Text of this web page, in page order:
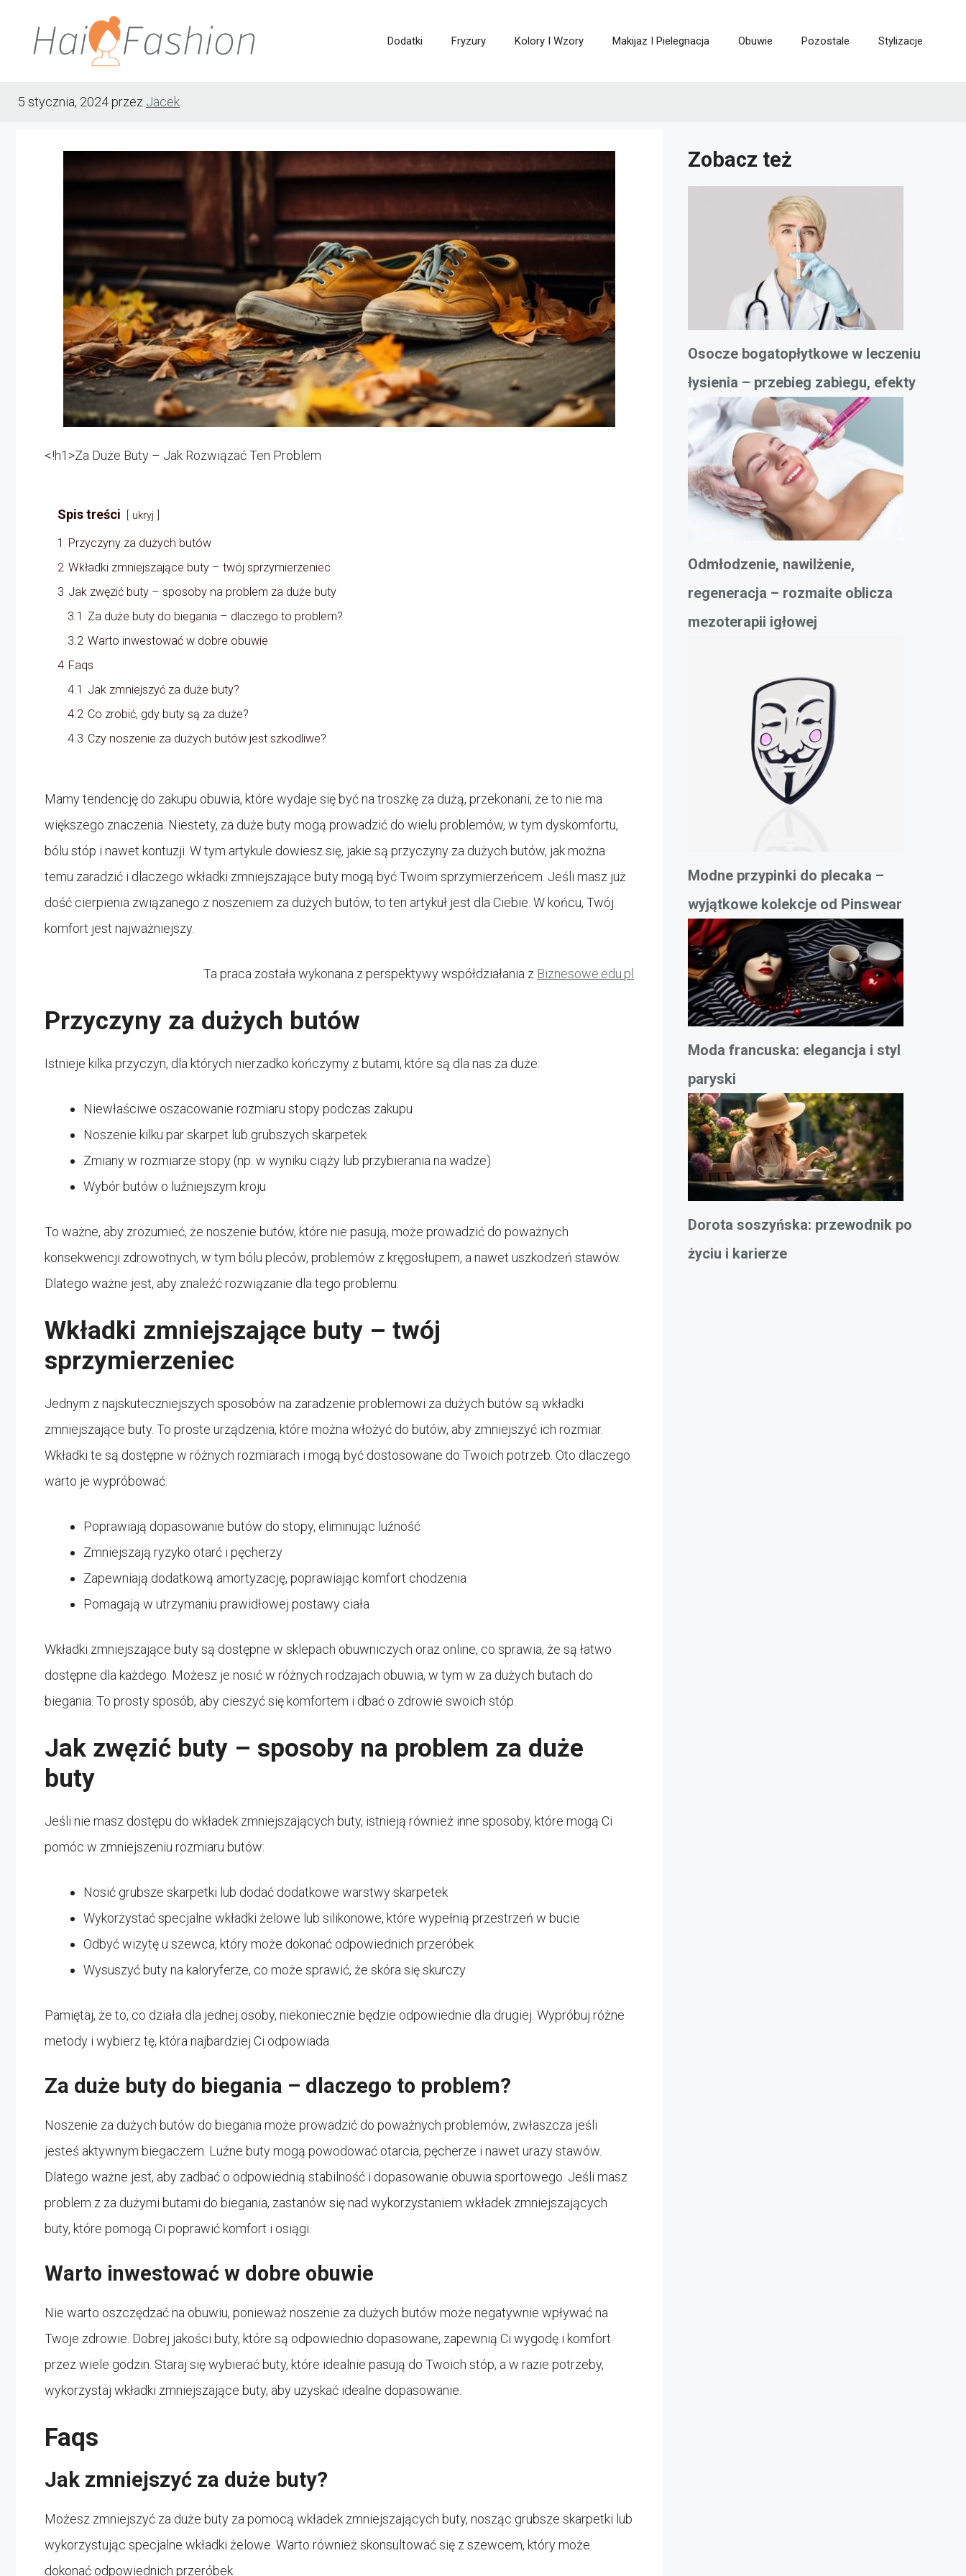
Dodatki Fryzury Kolory I Wzory Makijaz I Pielegnacja Obuwie Pozostale Stylizacje
5 stycznia, 2024przez Jacek
<!h1>Za Duże Buty – Jak Rozwiązać Ten Problem
Spis treści ukryj
1 Przyczyny za dużych butów
2 Wkładki zmniejszające buty – twój sprzymierzeniec
3 Jak zwęzić buty – sposoby na problem za duże buty
3.1 Za duże buty do biegania – dlaczego to problem?
3.2 Warto inwestować w dobre obuwie
4 Faqs
4.1 Jak zmniejszyć za duże buty?
4.2 Co zrobić, gdy buty są za duże?
4.3 Czy noszenie za dużych butów jest szkodliwe?
Mamy tendencję do zakupu obuwia, które wydaje się być na troszkę za dużą, przekonani, że to nie ma
większego znaczenia. Niestety, za duże buty mogą prowadzić do wielu problemów, w tym dyskomfortu,
bólu stóp i nawet kontuzji. W tym artykule dowiesz się, jakie są przyczyny za dużych butów, jak można
temu zaradzić i dlaczego wkładki zmniejszające buty mogą być Twoim sprzymierzeńcem. Jeśli masz już
dość cierpienia związanego z noszeniem za dużych butów, to ten artykuł jest dla Ciebie. W końcu, Twój
komfort jest najważniejszy.
Ta praca została wykonana z perspektywy współdziałania z Biznesowe.edu.pl
Przyczyny za dużych butów
Istnieje kilka przyczyn, dla których nierzadko kończymy z butami, które są dla nas za duże:
Niewłaściwe oszacowanie rozmiaru stopy podczas zakupu
Noszenie kilku par skarpet lub grubszych skarpetek
Zmiany w rozmiarze stopy (np. w wyniku ciąży lub przybierania na wadze)
Wybór butów o luźniejszym kroju
To ważne, aby zrozumieć, że noszenie butów, które nie pasują, może prowadzić do poważnych
konsekwencji zdrowotnych, w tym bólu pleców, problemów z kręgosłupem, a nawet uszkodzeń stawów.
Dlatego ważne jest, aby znaleźć rozwiązanie dla tego problemu.
Wkładki zmniejszające buty – twój
sprzymierzeniec
Jednym z najskuteczniejszych sposobów na zaradzenie problemowi za dużych butów są wkładki
zmniejszające buty. To proste urządzenia, które można włożyć do butów, aby zmniejszyć ich rozmiar.
Wkładki te są dostępne w różnych rozmiarach i mogą być dostosowane do Twoich potrzeb. Oto dlaczego
warto je wypróbować:
Poprawiają dopasowanie butów do stopy, eliminując luźność
Zmniejszają ryzyko otarć i pęcherzy
Zapewniają dodatkową amortyzację, poprawiając komfort chodzenia
Pomagają w utrzymaniu prawidłowej postawy ciała
Wkładki zmniejszające buty są dostępne w sklepach obuwniczych oraz online, co sprawia, że są łatwo
dostępne dla każdego. Możesz je nosić w różnych rodzajach obuwia, w tym w za dużych butach do
biegania. To prosty sposób, aby cieszyć się komfortem i dbać o zdrowie swoich stóp.
Jak zwęzić buty – sposoby na problem za duże
buty
Jeśli nie masz dostępu do wkładek zmniejszających buty, istnieją również inne sposoby, które mogą Ci
pomóc w zmniejszeniu rozmiaru butów:
Nosić grubsze skarpetki lub dodać dodatkowe warstwy skarpetek
Wykorzystać specjalne wkładki żelowe lub silikonowe, które wypełnią przestrzeń w bucie
Odbyć wizytę u szewca, który może dokonać odpowiednich przeróbek
Wysuszyć buty na kaloryferze, co może sprawić, że skóra się skurczy
Pamiętaj, że to, co działa dla jednej osoby, niekoniecznie będzie odpowiednie dla drugiej. Wypróbuj różne
metody i wybierz tę, która najbardziej Ci odpowiada.
Za duże buty do biegania – dlaczego to problem?
Noszenie za dużych butów do biegania może prowadzić do poważnych problemów, zwłaszcza jeśli
jesteś aktywnym biegaczem. Luźne buty mogą powodować otarcia, pęcherze i nawet urazy stawów.
Dlatego ważne jest, aby zadbać o odpowiednią stabilność i dopasowanie obuwia sportowego. Jeśli masz
problem z za dużymi butami do biegania, zastanów się nad wykorzystaniem wkładek zmniejszających
buty, które pomogą Ci poprawić komfort i osiągi.
Warto inwestować w dobre obuwie
Nie warto oszczędzać na obuwiu, ponieważ noszenie za dużych butów może negatywnie wpływać na
Twoje zdrowie. Dobrej jakości buty, które są odpowiednio dopasowane, zapewnią Ci wygodę i komfort
przez wiele godzin. Staraj się wybierać buty, które idealnie pasują do Twoich stóp, a w razie potrzeby,
wykorzystaj wkładki zmniejszające buty, aby uzyskać idealne dopasowanie.
Faqs
Jak zmniejszyć za duże buty?
Możesz zmniejszyć za duże buty za pomocą wkładek zmniejszających buty, nosząc grubsze skarpetki lub
wykorzystując specjalne wkładki żelowe. Warto również skonsultować się z szewcem, który może
dokonać odpowiednich przeróbek.
Zobacz też
Osocze bogatopłytkowe w leczeniu
łysienia – przebieg zabiegu, efekty
Odmłodzenie, nawilżenie,
regeneracja – rozmaite oblicza
mezoterapii igłowej
Modne przypinki do plecaka –
wyjątkowe kolekcje od Pinswear
Moda francuska: elegancja i styl
paryski
Dorota soszyńska: przewodnik po
życiu i karierze